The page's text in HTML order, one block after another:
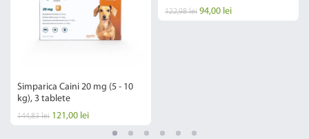
Simparica Caini 20 mg (5 - 10
kg), 3 tablete
144,83 lei 121,00 lei
122,98 lei 94,00 lei